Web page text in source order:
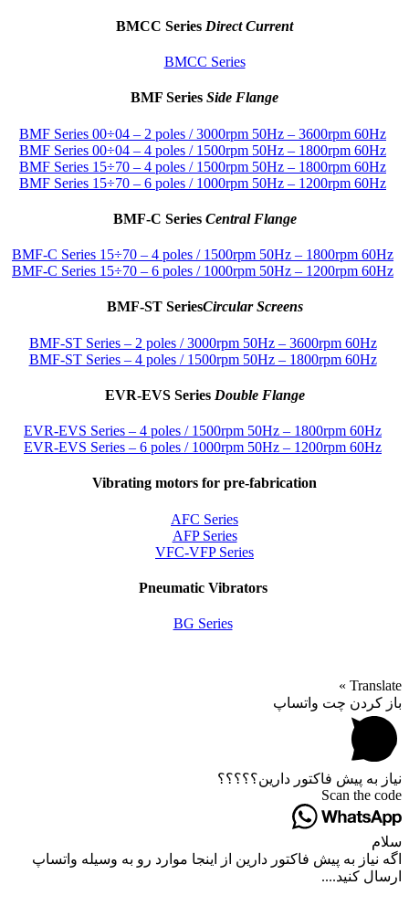
BMCC Series Direct Current
BMCC Series
BMF Series Side Flange
BMF Series 00÷04 – 2 poles / 3000rpm 50Hz – 3600rpm 60Hz
BMF Series 00÷04 – 4 poles / 1500rpm 50Hz – 1800rpm 60Hz
BMF Series 15÷70 – 4 poles / 1500rpm 50Hz – 1800rpm 60Hz
BMF Series 15÷70 – 6 poles / 1000rpm 50Hz – 1200rpm 60Hz
BMF-C Series Central Flange
BMF-C Series 15÷70 – 4 poles / 1500rpm 50Hz – 1800rpm 60Hz
BMF-C Series 15÷70 – 6 poles / 1000rpm 50Hz – 1200rpm 60Hz
BMF-ST SeriesCircular Screens
BMF-ST Series – 2 poles / 3000rpm 50Hz – 3600rpm 60Hz
BMF-ST Series – 4 poles / 1500rpm 50Hz – 1800rpm 60Hz
EVR-EVS Series Double Flange
EVR-EVS Series – 4 poles / 1500rpm 50Hz – 1800rpm 60Hz
EVR-EVS Series – 6 poles / 1000rpm 50Hz – 1200rpm 60Hz
Vibrating motors for pre-fabrication
AFC Series
AFP Series
VFC-VFP Series
Pneumatic Vibrators
BG Series
Translate »
باز کردن چت واتساپ
نیاز به پیش فاکتور دارین؟؟؟؟؟
Scan the code
سلام
اگه نیاز به پیش فاکتور دارین از اینجا موارد رو به وسیله واتساپ
ارسال کنید....